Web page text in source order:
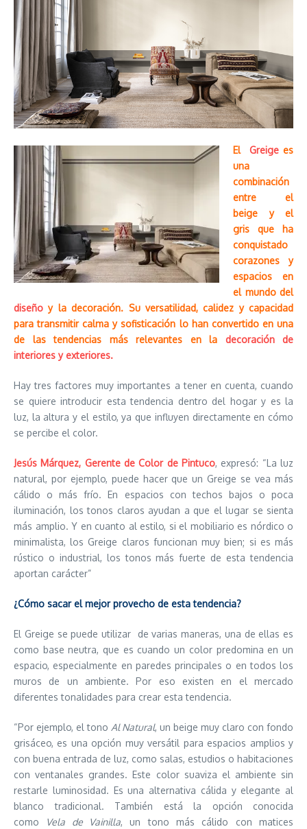
El Greigees
una
combinación
entre el
beige y el
gris que ha
conquistado
corazones y
espacios en
el mundo del
diseño y la decoración. Su versatilidad, calidez y capacidad
para transmitir calma y sofisticación lo han convertido en una
de las tendencias más relevantes en la decoración de
interiores y exteriores.
Hay tres factores muy importantes a tener en cuenta, cuando
se quiere introducir esta tendencia dentro del hogar y es la
luz, la altura y el estilo, ya que influyen directamente en cómo
se percibe el color.
Jesús Márquez, Gerente de Color de Pintuco, expresó: “La luz
natural, por ejemplo, puede hacer que un Greige se vea más
cálido o más frío. En espacios con techos bajos o poca
iluminación, los tonos claros ayudan a que el lugar se sienta
más amplio. Y en cuanto al estilo, si el mobiliario es nórdico o
minimalista, los Greige claros funcionan muy bien; si es más
rústico o industrial, los tonos más fuerte de esta tendencia
aportan carácter”
¿Cómo sacar el mejor provecho de esta tendencia?
El Greige se puede utilizar de varias maneras, una de ellas es
como base neutra, que es cuando un color predomina en un
espacio, especialmente en paredes principales o en todos los
muros de un ambiente. Por eso existen en el mercado
diferentes tonalidades para crear esta tendencia.
“Por ejemplo, el tono Al Natural, un beige muy claro con fondo
grisáceo, es una opción muy versátil para espacios amplios y
con buena entrada de luz, como salas, estudios o habitaciones
con ventanales grandes. Este color suaviza el ambiente sin
restarle luminosidad. Es una alternativa cálida y elegante al
blanco tradicional. También está la opción conocida
como Vela de Vainilla, un tono más cálido con matices